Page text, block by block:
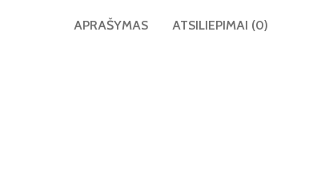
APRAŠYMAS ATSILIEPIMAI (0)